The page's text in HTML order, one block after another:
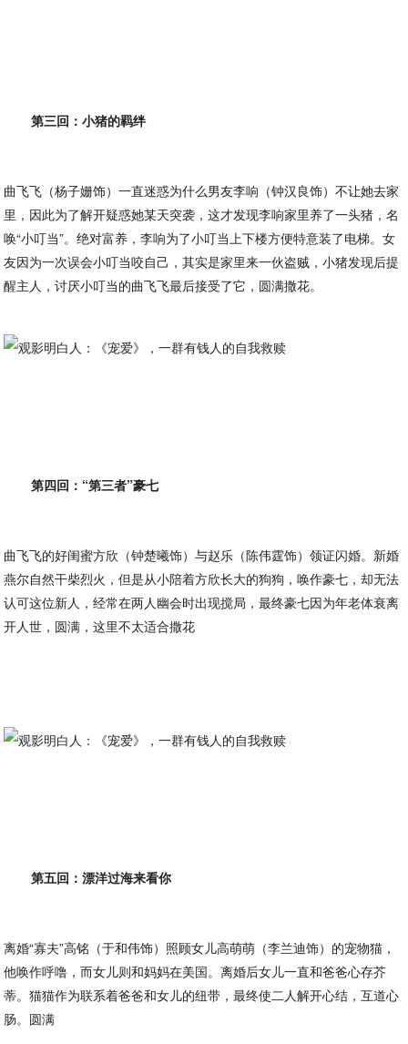
第三回：小猪的羁绊
曲飞飞（杨子姗饰）一直迷惑为什么男友李响（钟汉良饰）不让她去家
里，因此为了解开疑惑她某天突袭，这才发现李响家里养了一头猪，名
唤“小叮当”。绝对富养，李响为了小叮当上下楼方便特意装了电梯。女
友因为一次误会小叮当咬自己，其实是家里来一伙盗贼，小猪发现后提
醒主人，讨厌小叮当的曲飞飞最后接受了它，圆满撒花。
第四回：“第三者”豪七
曲飞飞的好闺蜜方欣（钟楚曦饰）与赵乐（陈伟霆饰）领证闪婚。新婚
燕尔自然干柴烈火，但是从小陪着方欣长大的狗狗，唤作豪七，却无法
认可这位新人，经常在两人幽会时出现搅局，最终豪七因为年老体衰离
开人世，圆满，这里不太适合撒花
第五回：漂洋过海来看你
离婚“寡夫”高铭（于和伟饰）照顾女儿高萌萌（李兰迪饰）的宠物猫，
他唤作呼噜，而女儿则和妈妈在美国。离婚后女儿一直和爸爸心存芥
蒂。猫猫作为联系着爸爸和女儿的纽带，最终使二人解开心结，互道心
肠。圆满